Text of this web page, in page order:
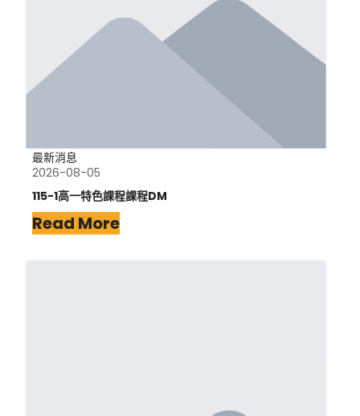
最新消息
2026-08-05
115-1高一特色課程課程DM
Read More